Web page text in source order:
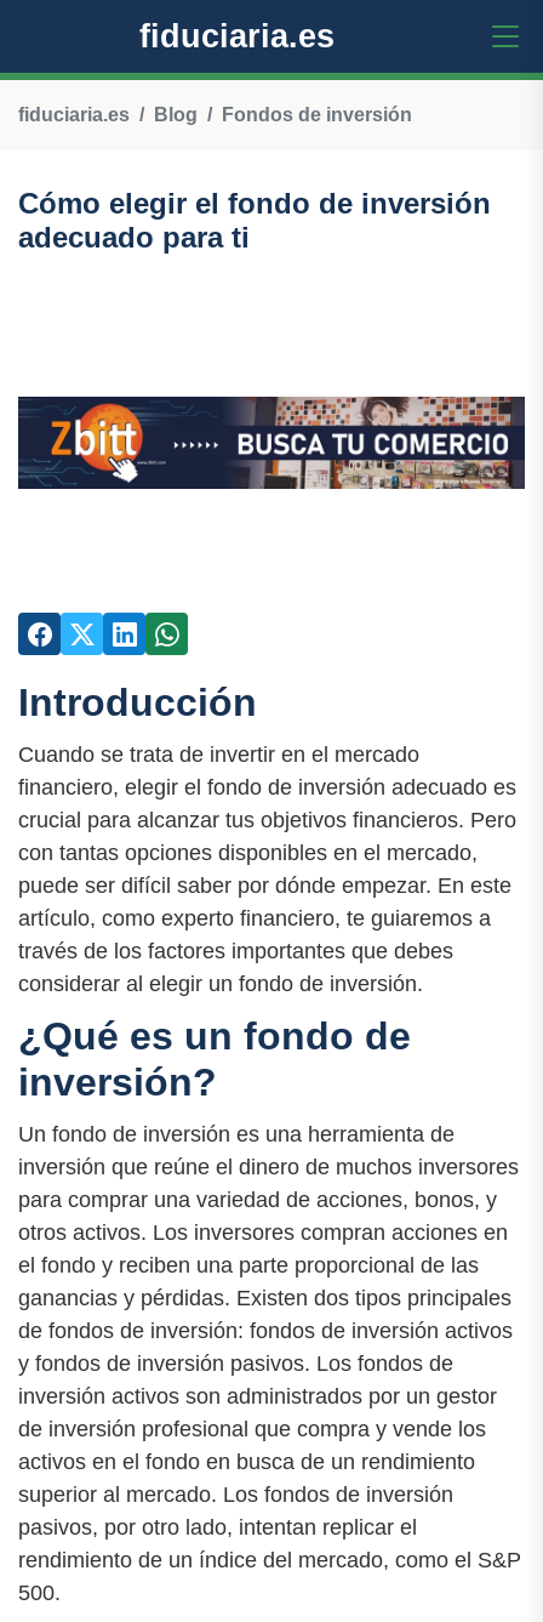
fiduciaria.es
fiduciaria.es Blog Fondos de inversión
Cómo elegir el fondo de inversión
adecuado para ti
Introducción
Cuando se trata de invertir en el mercado
financiero, elegir el fondo de inversión adecuado es
crucial para alcanzar tus objetivos financieros. Pero
con tantas opciones disponibles en el mercado,
puede ser difícil saber por dónde empezar. En este
artículo, como experto financiero, te guiaremos a
través de los factores importantes que debes
considerar al elegir un fondo de inversión.
¿Qué es un fondo de
inversión?
Un fondo de inversión es una herramienta de
inversión que reúne el dinero de muchos inversores
para comprar una variedad de acciones, bonos, y
otros activos. Los inversores compran acciones en
el fondo y reciben una parte proporcional de las
ganancias y pérdidas. Existen dos tipos principales
de fondos de inversión: fondos de inversión activos
y fondos de inversión pasivos. Los fondos de
inversión activos son administrados por un gestor
de inversión profesional que compra y vende los
activos en el fondo en busca de un rendimiento
superior al mercado. Los fondos de inversión
pasivos, por otro lado, intentan replicar el
rendimiento de un índice del mercado, como el S&P
500.